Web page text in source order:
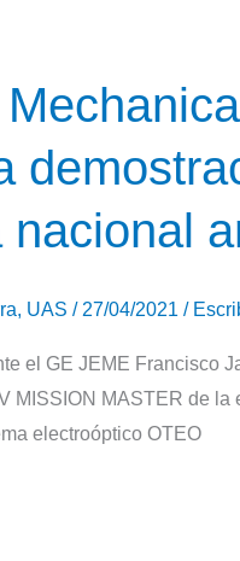
, UAS / 27/04/2021 /
el GE JEME Francisco
MISSION MASTER de
electroóptico OTEO